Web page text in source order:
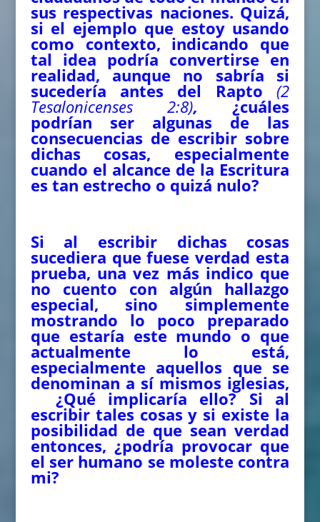
sus respectivas naciones. Quizá,
si el ejemplo que estoy usando
como contexto, indicando que
tal idea podría convertirse en
realidad, aunque no sabría si
sucedería antes del Rapto (2
Tesalonicenses 2:8),¿cuáles
podrían ser algunas de las
consecuencias de escribir sobre
dichas cosas, especialmente
cuando el alcance de la Escritura
es tan estrecho o quizá nulo?
Si al escribir dichas cosas
sucediera que fuese verdad esta
prueba, una vez más indico que
no cuento con algún hallazgo
especial, sino simplemente
mostrando lo poco preparado
que estaría este mundo o que
actualmente lo está,
especialmente aquellos que se
denominan a sí mismos iglesias,
¿Qué implicaría ello? Si al
escribir tales cosas y si existe la
posibilidad de que sean verdad
entonces, ¿podría provocar que
el ser humano se moleste contra
mi?